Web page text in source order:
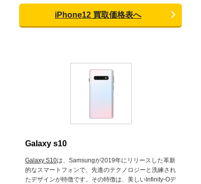
iPhone12 買取価格表へ
Galaxy s10
Galaxy S10は、Samsungが2019年にリリースした革新
的なスマートフォンで、先進のテクノロジーと洗練され
たデザインが特徴です。その特徴は、美しいInfinity-Oデ